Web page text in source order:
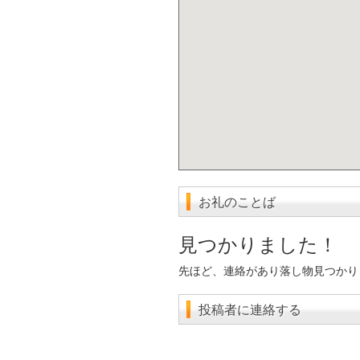
お礼のことば
見つかりました！
先ほど、連絡があり落し物見つか
投稿者に連絡する